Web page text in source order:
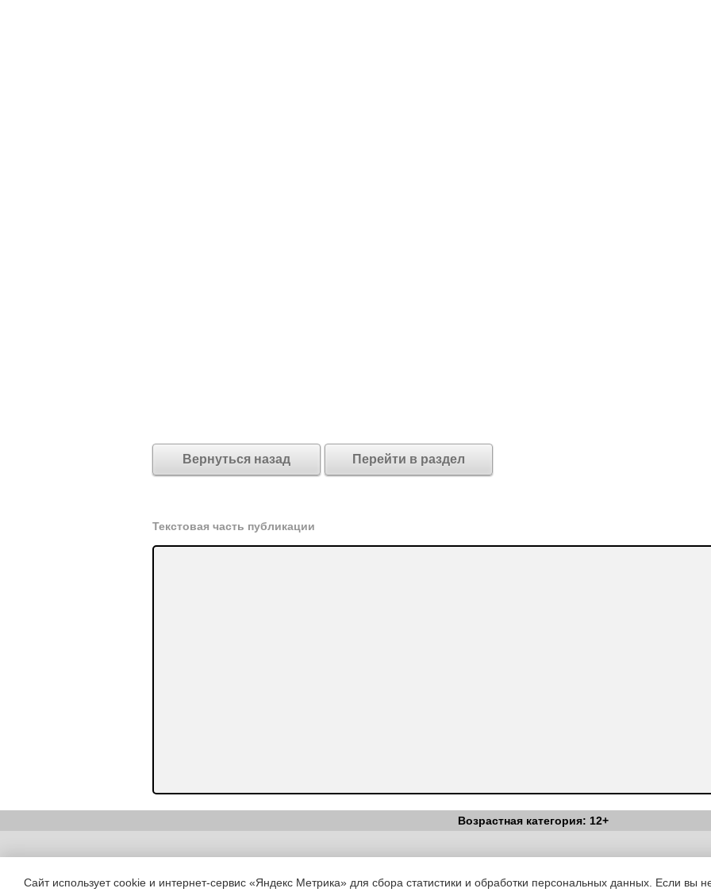
Вернуться назад Перейти в раздел
Текстовая часть публикации
Возрастная категория: 12+
Copyright (c) |Вестник Педагога|Об издании|Условия|Политика
Сайт использует cookie и интернет-сервис «Яндекс Метрика» для сбора статистики и обработки персональных данных. Если вы